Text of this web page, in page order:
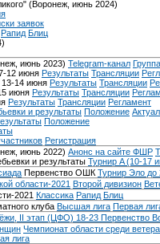
(Воронеж, июнь 2024)
заявок
Рапид Блиц
июнь 2023) Telegram-канал
12 июня Результаты Трансляции
14 июня Результаты Трансляции
июня Результаты Трансляции
Результаты Трансляции Регламент
и результаты Положение
Положение
Регистрация
июнь 2022) Анонс на сайте ФШР
и результаты Турнир A (10-17
Первенство ОШК Турнир Эло до
области-2021 Второй дивизион
2021 Классика Рапид Блиц
клуба Высшая лига Первая
II этап (ЦФО) 18-23 Первенство
Чемпионат области среди
лига